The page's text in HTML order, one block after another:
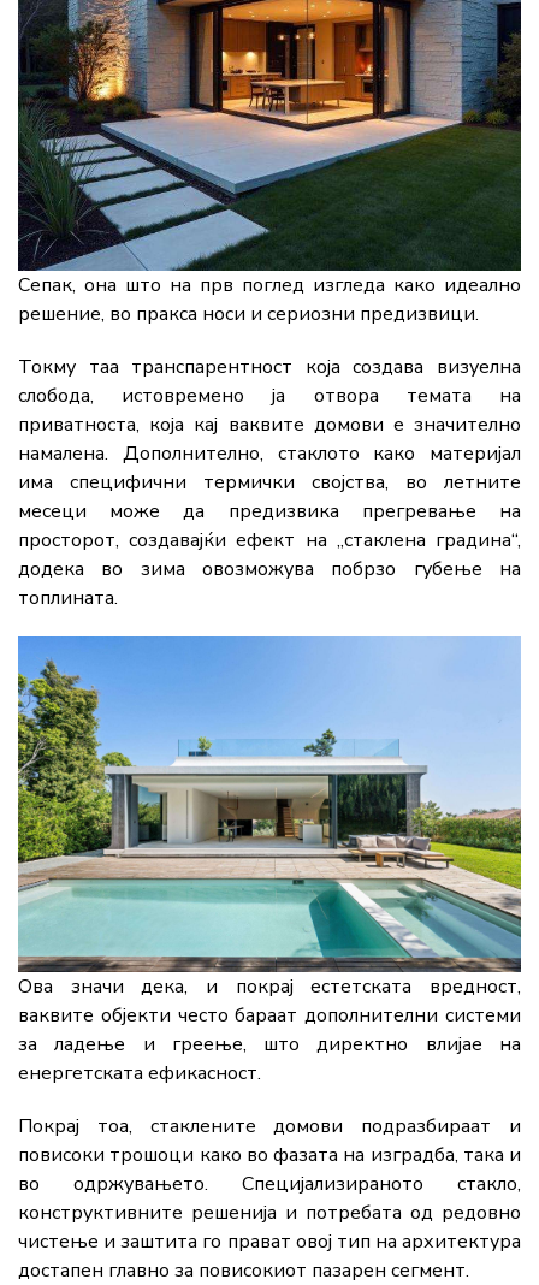
Сепак, она што на прв поглед изгледа како идеално
решение, во пракса носи и сериозни предизвици.
Токму таа транспарентност која создава визуелна
слобода, истовремено ја отвора темата на
приватноста, која кај ваквите домови е значително
намалена. Дополнително, стаклото како материјал
има специфични термички својства, во летните
месеци може да предизвика прегревање на
просторот, создавајќи ефект на „стаклена градина“,
додека во зима овозможува побрзо губење на
топлината.
Ова значи дека, и покрај естетската вредност,
ваквите објекти често бараат дополнителни системи
за ладење и греење, што директно влијае на
енергетската ефикасност.
Покрај тоа, стаклените домови подразбираат и
повисоки трошоци како во фазата на изградба, така и
во одржувањето. Специјализираното стакло,
конструктивните решенија и потребата од редовно
чистење и заштита го прават овој тип на архитектура
достапен главно за повисокиот пазарен сегмент.